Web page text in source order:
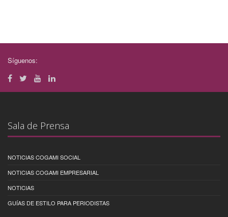
Síguenos:
Sala de Prensa
NOTICIAS COGAMI SOCIAL
NOTICIAS COGAMI EMPRESARIAL
NOTICIAS
GUÍAS DE ESTILO PARA PERIODISTAS